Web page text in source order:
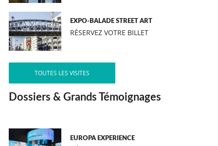
EXPO-BALADE STREET ART
RÉSERVEZ VOTRE BILLET
TOUTES LES VISITES
Dossiers & Grands Témoignages
EUROPA EXPERIENCE